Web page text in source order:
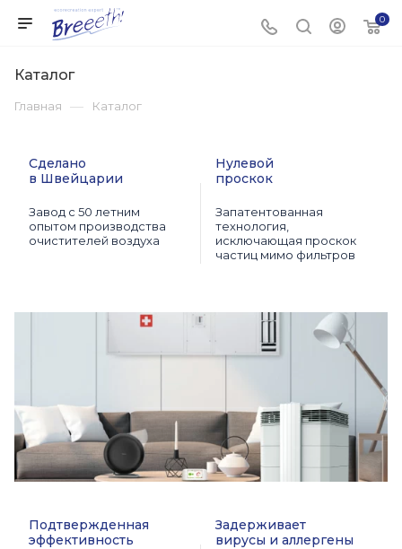
0
Каталог
Главная — Каталог
Сделано
в Швейцарии
Завод с 50 летним
опытом производства
очистителей воздуха
Нулевой
проскок
Запатентованная
технология,
исключающая проскок
частиц мимо фильтров
Подтвержденная
эффективность
Задерживает
вирусы и аллергены